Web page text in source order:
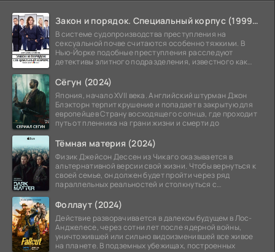
Закон и порядок. Специальный корпус (1999-2026)
В системе судопроизводства преступления на
сексуальной почве считаются особенно тяжкими. В
Нью-Йорке подобные преступления расследуют
детективы элитного подразделения, известного как
Сёгун (2024)
Япония, начало XVII века. Английский штурман Джон
Блэкторн терпит крушение и попадает в закрытую для
европейцев Страну восходящего солнца, где проходит
путь от пленника на грани жизни и смерти до
Тёмная материя (2024)
Физик Джейсон Дессен из Чикаго оказывается в
альтернативной версии свой жизни. Чтобы вернуться к
своей семье, он должен будет пройти через ряд
параллельных реальностей и столкнуться с
Фоллаут (2024)
Действие разворачивается в далеком будущем в Лос-
Анджелесе, через сотни лет после ядерной войны,
уничтожившей или сильно видоизменившей все живое
на планете. В подземных убежищах, построенных